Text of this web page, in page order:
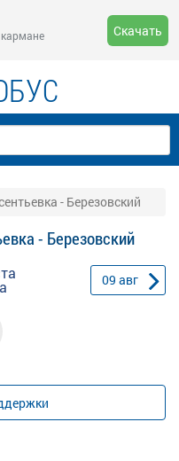
Скачать
- Березовский
- Березовский
09 авг